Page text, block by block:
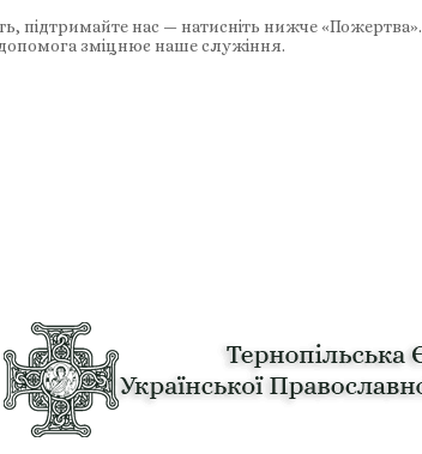
підтримайте нас — натисніть нижче «Пожертва».
зміцнює наше служіння.